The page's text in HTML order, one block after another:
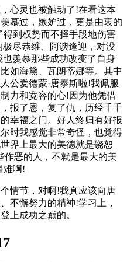
心灵也被触动了!在看这本
慕过，嫉妒过，更是由衷的
到权势而不择手段地伤害
尽恭维、阿谀逢迎，对没
羡慕那些成功改变了自身
如海黛、瓦朗蒂娜等。其中
公爱德蒙·唐泰斯啦!我佩服
力和宽容的心!因为他凭借
报了恩，复了仇，历经千千
幸福之门。好人终归有好报
时我感觉非常奇怪，也觉得
界上最大的美德就是饶恕
作恶的人，不就是最大的美
难啊!
情节，对啊!我真应该向唐
不懈努力的精神!学习上，
上成功之巅的。